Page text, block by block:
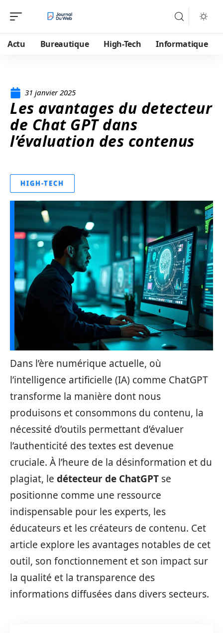
Actu Bureautique High-Tech Informatique
31 janvier 2025
Les avantages du detecteur
de Chat GPT dans
l’évaluation des contenus
HIGH-TECH
Dans l’ère numérique actuelle, où
l’intelligence artificielle (IA) comme ChatGPT
transforme la manière dont nous
produisons et consommons du contenu, la
nécessité d’outils permettant d’évaluer
l’authenticité des textes est devenue
cruciale. À l’heure de la désinformation et du
plagiat, le détecteur de ChatGPT se
positionne comme une ressource
indispensable pour les experts, les
éducateurs et les créateurs de contenu. Cet
article explore les avantages notables de cet
outil, son fonctionnement et son impact sur
la qualité et la transparence des
informations diffusées dans divers secteurs.